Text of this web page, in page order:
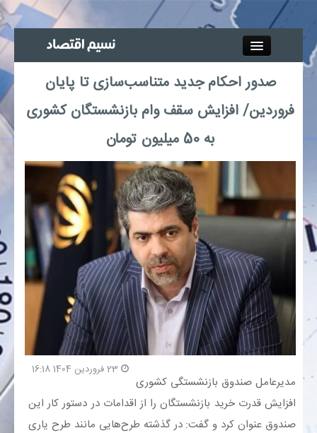
جذب خبرنگار
آگهی استخدام
پیوند‌ها
چند رسانه‌ای
اجتماعی
صنعت معدن و تجارت
بیمه و بورس
بانک
انرژی
اقتصاد
صدور احکام جدید متناسب‌سازی تا پایان
فروردین/ افزایش سقف وام بازنشستگان کشوری
به 50 میلیون تومان
مدیرعامل صندوق بازنشستگی کشوری
افزایش قدرت خرید بازنشستگان را از اقدامات در دستور کار این
صندوق عنوان کرد و گفت: در گذشته طرح‌هایی مانند طرح یاری